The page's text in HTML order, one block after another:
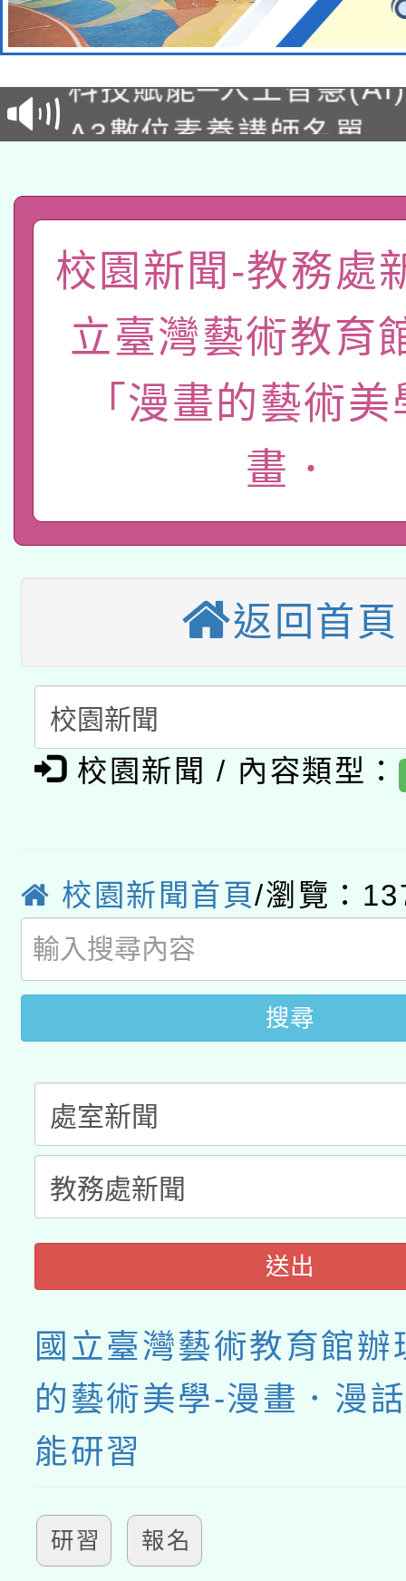
本館辦理115年度閱讀
暨閱讀推動專業研習
礎課程
A3數位素養講師名單
pilot」
薪期間赴陸應申請許可
轉知經濟部水利署委託
用水績優單位及節水達
動」
115年8月22日(星期六
桃園市孔廟祈福系列
開 智慧啟航」
2026年桃園地景藝術
「2026桃園藝術巡演
國立臺灣師範大學辦
年度健康促進學校輔導
業成長研習」實施計畫
本館辦理115年度閱讀
暨閱讀推動專業研習
科技賦能─人工智慧
礎課程
A3數位素養講師名單
「數位內容與教學軟
pilot」
有關大陸委員會函釋公
薪期間赴陸應申請許可
轉知經濟部水利署委託
業技術研究院辦理「
115年8月22日(星期六
2026年桃園地景藝術
關事宜
轉知教育部國民及學前
國立臺灣師範大學辦理
年度健康促進學校輔導
業成長研習」實施計畫
校園新聞-教務處
立臺灣藝術教育
「漫畫的藝術
畫．
返回首頁
校園新聞 / 內容類型：
校園新聞首頁/瀏覽：
搜尋
送出
國立臺灣藝術教育館辦
的藝術美學-漫畫．漫
能研習
研習 報名